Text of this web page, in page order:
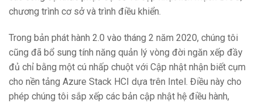
chương trình cơ sở và trình điều khiển.
Trong bản phát hành 2.0 vào tháng 2 năm 2020, chúng tôi
cũng đã bổ sung tính năng quản lý vòng đời ngăn xếp đầy
đủ chỉ bằng một cú nhấp chuột với Cập nhật nhận biết cụm
cho nền tảng Azure Stack HCI dựa trên Intel. Điều này cho
phép chúng tôi sắp xếp các bản cập nhật hệ điều hành,